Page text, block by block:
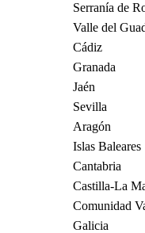
Serranía de
Valle del
Cádiz
Granada
Jaén
Sevilla
Aragón
Islas Baleares
Cantabria
Castilla-La
Comunidad
Galicia